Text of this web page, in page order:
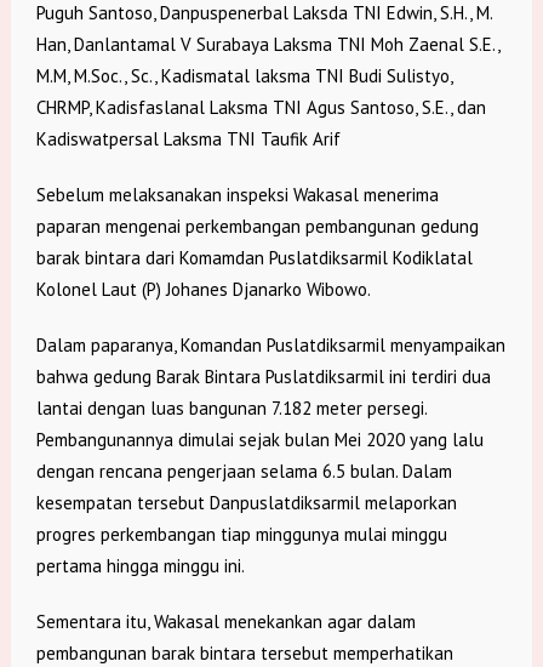
Puguh Santoso, Danpuspenerbal Laksda TNI Edwin, S.H., M.
Han, Danlantamal V Surabaya Laksma TNI Moh Zaenal S.E.,
M.M, M.Soc., Sc., Kadismatal laksma TNI Budi Sulistyo,
CHRMP, Kadisfaslanal Laksma TNI Agus Santoso, S.E., dan
Kadiswatpersal Laksma TNI Taufik Arif
Sebelum melaksanakan inspeksi Wakasal menerima
paparan mengenai perkembangan pembangunan gedung
barak bintara dari Komamdan Puslatdiksarmil Kodiklatal
Kolonel Laut (P) Johanes Djanarko Wibowo.
Dalam paparanya, Komandan Puslatdiksarmil menyampaikan
bahwa gedung Barak Bintara Puslatdiksarmil ini terdiri dua
lantai dengan luas bangunan 7.182 meter persegi.
Pembangunannya dimulai sejak bulan Mei 2020 yang lalu
dengan rencana pengerjaan selama 6.5 bulan. Dalam
kesempatan tersebut Danpuslatdiksarmil melaporkan
progres perkembangan tiap minggunya mulai minggu
pertama hingga minggu ini.
Sementara itu, Wakasal menekankan agar dalam
pembangunan barak bintara tersebut memperhatikan